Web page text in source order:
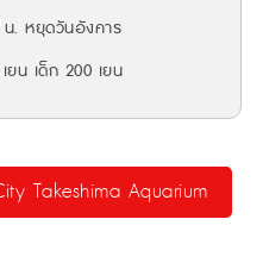
น. หยุดวันอังคาร
น เด็ก 200 เยน
Takeshima Aquarium